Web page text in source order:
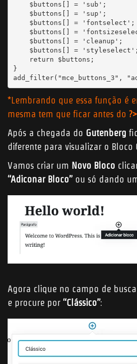
    $buttons[] = 'sub';
    $buttons[] = 'sup';
    $buttons[] = 'fontselect';
$buttons[] =
    $buttons[] = 'cleanup';
    $buttons[] = 'styleselect';
    return $buttons;
}
add_filter("mce_buttons_3",
*Lembrando que essa função é
mesma tem que ficar antes do ?>
Após a chegada do Gutenberg
diferente para visualizar o Bloco
Vamos criar um Novo Bloco
“Adiconar Bloco” ou só dando
Agora clique no campo de busca
e procure por “Clássico”: